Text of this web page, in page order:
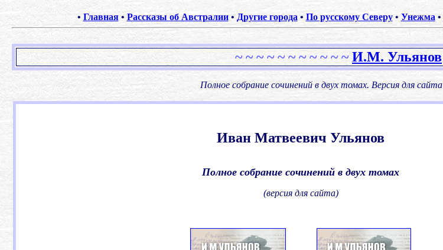
• Главная• Рассказы об Австралии• Другие города • По русскому Северу• Унежма •
~ ~ ~ ~ ~ ~ ~ ~ ~ ~ ~ И.М. Ульянов
Полное собрание сочинений в двух томах. Версия для сайта
Иван Матвеевич Ульянов
Полное собрание сочинений в двух томах
(версия для сайта)